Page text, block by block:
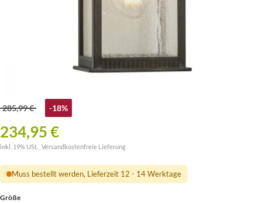
285,99 € -18%
234,95 €
inkl. 19% USt. , Versandkostenfreie Lieferung
Muss bestellt werden, Lieferzeit 12 - 14 Werktage
Größe